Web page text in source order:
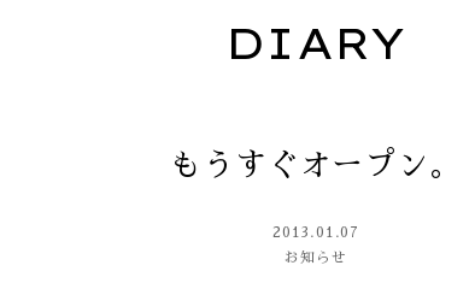
DIARY
もうすぐオープン。
2013.01.07
お知らせ